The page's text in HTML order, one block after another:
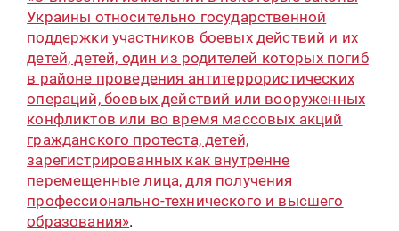
Украины относительно государственной
поддержки участников боевых действий и их
детей, детей, один из родителей которых погиб
в районе проведения антитеррористических
операций, боевых действий или вооруженных
конфликтов или во время массовых акций
гражданского протеста, детей,
зарегистрированных как внутренне
перемещенные лица, для получения
профессионально-технического и высшего
образования».